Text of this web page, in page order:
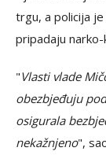
trgu, a policija
pripadaju narko-
"Vlasti vlade
obezbjeđuju
osigurala
nekažnjeno",